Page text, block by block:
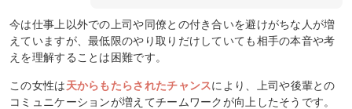
今は仕事上以外での上司や同僚との付き合いを避けがちな人が増
えていますが、最低限のやり取りだけしていても相手の本音や考
えを理解することは困難です。
この女性は天からもたらされたチャンスにより、上司や後輩との
コミュニケーションが増えてチームワークが向上したそうです。